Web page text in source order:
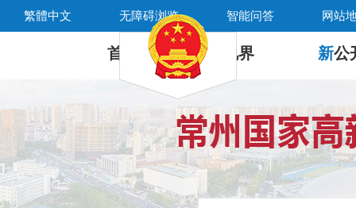
繁體中文 无障碍浏览 智能问答 网站
首 页 新 视界 新公